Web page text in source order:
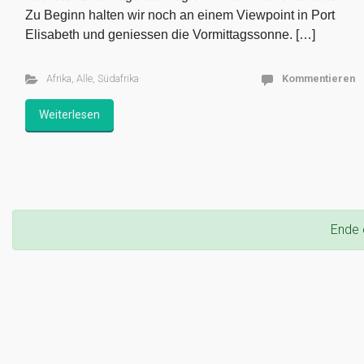
Zu Beginn halten wir noch an einem Viewpoint in Port
Elisabeth und geniessen die Vormittagssonne. […]
Afrika, Alle, Südafrika Kommentieren
Weiterlesen
Ende